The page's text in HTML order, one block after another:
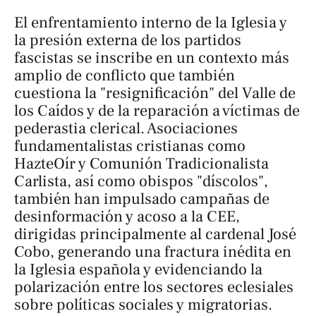
El enfrentamiento interno de la Iglesia y
la presión externa de los partidos
fascistas se inscribe en un contexto más
amplio de conflicto que también
cuestiona la "resignificación" del Valle de
los Caídos y de la reparación a víctimas de
pederastia clerical. Asociaciones
fundamentalistas cristianas como
HazteOír y Comunión Tradicionalista
Carlista, así como obispos "díscolos",
también han impulsado campañas de
desinformación y acoso a la CEE,
dirigidas principalmente al cardenal José
Cobo, generando una fractura inédita en
la Iglesia española y evidenciando la
polarización entre los sectores eclesiales
sobre políticas sociales y migratorias.